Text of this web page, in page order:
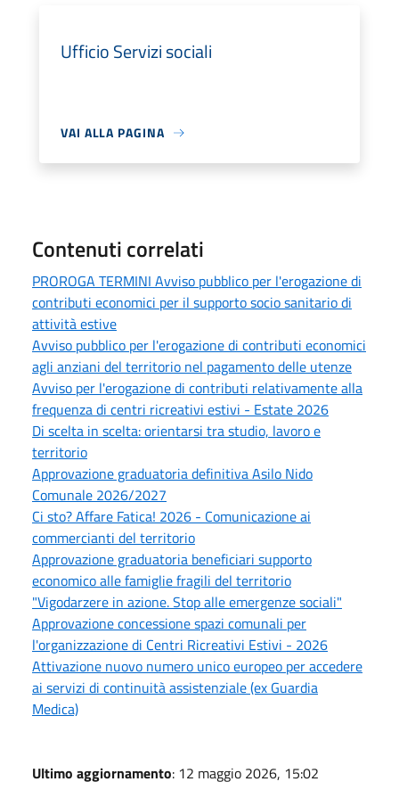
Ufficio Servizi sociali
VAI ALLA PAGINA
Contenuti correlati
PROROGA TERMINI Avviso pubblico per l'erogazione di
contributi economici per il supporto socio sanitario di
attività estive
Avviso pubblico per l'erogazione di contributi economici
agli anziani del territorio nel pagamento delle utenze
Avviso per l'erogazione di contributi relativamente alla
frequenza di centri ricreativi estivi - Estate 2026
Di scelta in scelta: orientarsi tra studio, lavoro e
territorio
Approvazione graduatoria definitiva Asilo Nido
Comunale 2026/2027
Ci sto? Affare Fatica! 2026 - Comunicazione ai
commercianti del territorio
Approvazione graduatoria beneficiari supporto
economico alle famiglie fragili del territorio
"Vigodarzere in azione. Stop alle emergenze sociali"
Approvazione concessione spazi comunali per
l'organizzazione di Centri Ricreativi Estivi - 2026
Attivazione nuovo numero unico europeo per accedere
ai servizi di continuità assistenziale (ex Guardia
Medica)
Ultimo aggiornamento: 12 maggio 2026, 15:02